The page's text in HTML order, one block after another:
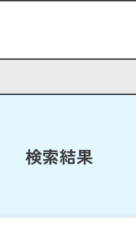
検索結果